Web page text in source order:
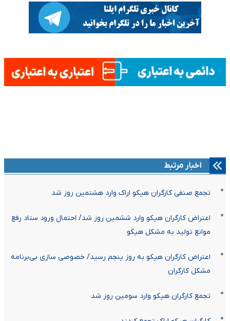
اخبار مرتبط
تجمع صنفی کارگران هپکو اراک وارد هشتمین روز شد
اعتراض کارگران هپکو وارد ششمین روز شد/ احتمال ورود ستاد رفع
موانع تولید به مشکل هپکو
اعتراض کارگران هپکو به روز پنجم رسید/ خصوصی سازی بی‌برنامه
مشکل کارگران
تجمع کارگران هپکو وارد سومین روز شد